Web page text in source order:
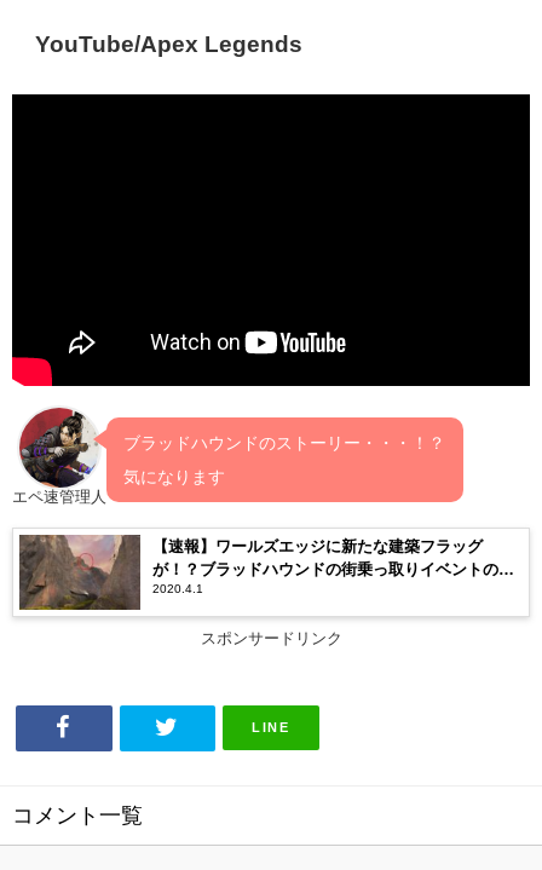
YouTube/Apex Legends
エペ速管理人
ブラッドハウンドのストーリー・・・！？
気になります
【速報】ワールズエッジに新たな建築フラッグ
が！？ブラッドハウンドの街乗っ取りイベントの場
所が判明か
2020.4.1
スポンサードリンク
LINE
コメント一覧